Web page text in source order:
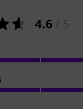
4.6